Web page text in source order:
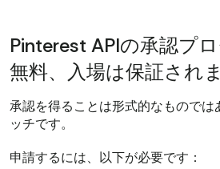
Pinterest APIの承認プ
無料、入場は保証され
承認を得ることは形式的なもので
ッチです。
申請するには、以下が必要です：